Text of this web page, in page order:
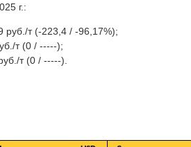
г.:
руб./т (-223,4 / -96,17%);
т (0 / -----);
т (0 / -----).